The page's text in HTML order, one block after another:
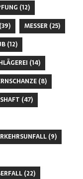
(12)
(39) MESSER (25)
(12)
(14)
(8)
(47)
(9)
(22)